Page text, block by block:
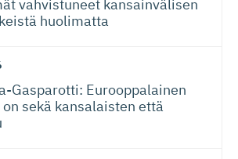
vahvistuneet kansainvälisen
huolimatta
Gas­pa­rotti: Eurooppalainen
sekä kansalaisten että